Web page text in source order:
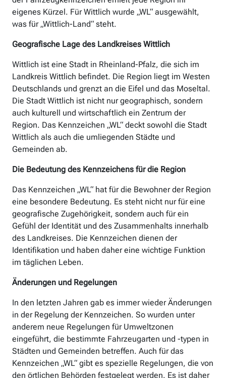
eigenes Kürzel. Für Wittlich wurde „WL“ ausgewählt,
was für „Wittlich-Land“ steht.
Geografische Lage des Landkreises Wittlich
Wittlich ist eine Stadt in Rheinland-Pfalz, die sich im
Landkreis Wittlich befindet. Die Region liegt im Westen
Deutschlands und grenzt an die Eifel und das Moseltal.
Die Stadt Wittlich ist nicht nur geographisch, sondern
auch kulturell und wirtschaftlich ein Zentrum der
Region. Das Kennzeichen „WL“ deckt sowohl die Stadt
Wittlich als auch die umliegenden Städte und
Gemeinden ab.
Die Bedeutung des Kennzeichens für die Region
Das Kennzeichen „WL“ hat für die Bewohner der Region
eine besondere Bedeutung. Es steht nicht nur für eine
geografische Zugehörigkeit, sondern auch für ein
Gefühl der Identität und des Zusammenhalts innerhalb
des Landkreises. Die Kennzeichen dienen der
Identifikation und haben daher eine wichtige Funktion
im täglichen Leben.
Änderungen und Regelungen
In den letzten Jahren gab es immer wieder Änderungen
in der Regelung der Kennzeichen. So wurden unter
anderem neue Regelungen für Umweltzonen
eingeführt, die bestimmte Fahrzeugarten und -typen in
Städten und Gemeinden betreffen. Auch für das
Kennzeichen „WL“ gibt es spezielle Regelungen, die von
den örtlichen Behörden festgelegt werden. Es ist daher